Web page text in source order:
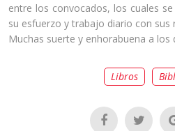
entre los convocados, los cuales
su esfuerzo y trabajo diario con sus
Muchas suerte y enhorabuena a los
Libros